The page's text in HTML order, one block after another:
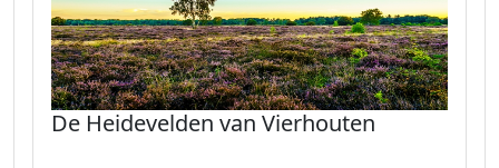
De Heidevelden van Vierhouten